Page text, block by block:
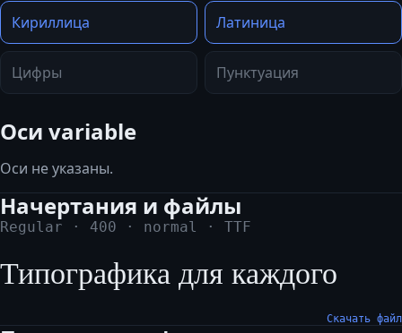
Кириллица Латиница
Цифры Пунктуация
Оси variable
Оси не указаны.
Начертания и файлы
Regular · 400 · normal · TTF
Типографика для каждого
Скачать файл